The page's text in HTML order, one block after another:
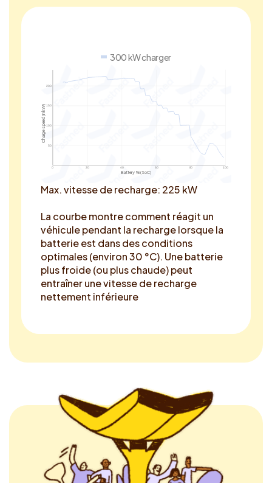
300 kW charger
0 20 40 60 80 100
50
100
150
200
Battery % (SoC)
Charge speed (in kW)
Max. vitesse de recharge: 225 kW
La courbe montre comment réagit un
véhicule pendant la recharge lorsque la
batterie est dans des conditions
optimales (environ 30 °C). Une batterie
plus froide (ou plus chaude) peut
entraîner une vitesse de recharge
nettement inférieure